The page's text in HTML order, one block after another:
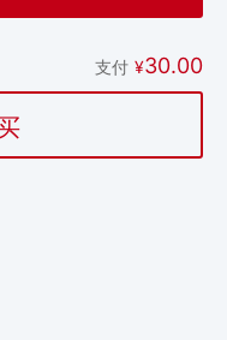
支付 ¥30.00